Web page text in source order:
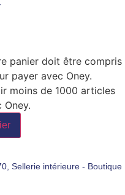
panier doit être compris
payer avec Oney.
moins de 1000 articles
Sellerie intérieure - Boutique